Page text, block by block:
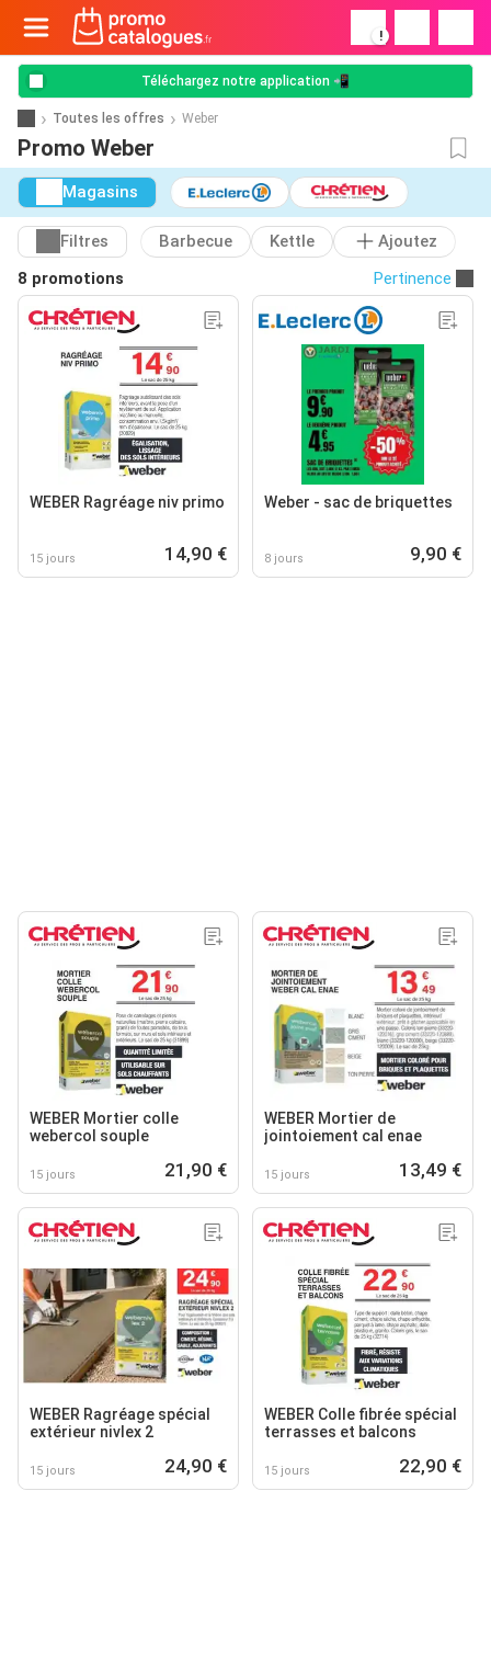
!
Téléchargez notre application 📲
Toutes les offres Weber
Promo Weber
Magasins
Filtres Barbecue Kettle
Ajoutez
8 promotions
Pertinence
WEBER Ragréage niv primo
15 jours 14,90 €
Weber - sac de briquettes
8 jours 9,90 €
WEBER Mortier colle
webercol souple
15 jours 21,90 €
WEBER Mortier de
jointoiement cal enae
15 jours 13,49 €
WEBER Ragréage spécial
extérieur nivlex 2
15 jours 24,90 €
WEBER Colle fibrée spécial
terrasses et balcons
15 jours 22,90 €